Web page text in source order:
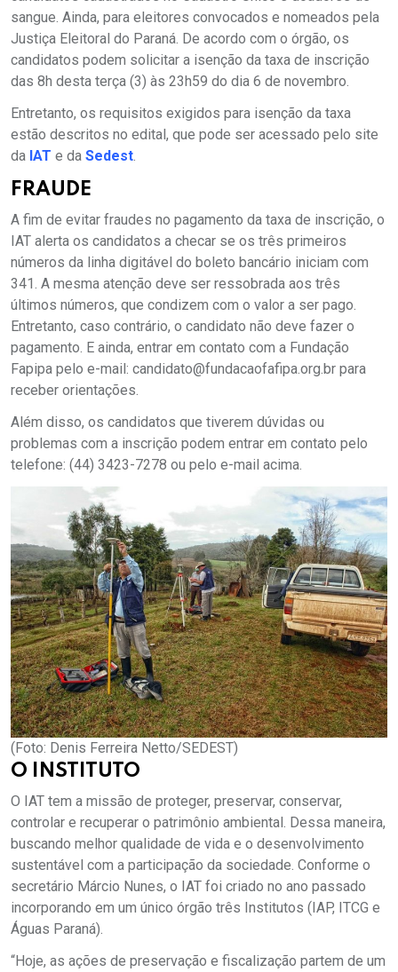
sangue. Ainda, para eleitores convocados e nomeados pela
Justiça Eleitoral do Paraná. De acordo com o órgão, os
candidatos podem solicitar a isenção da taxa de inscrição
das 8h desta terça (3) às 23h59 do dia 6 de novembro.
Entretanto, os requisitos exigidos para isenção da taxa
estão descritos no edital, que pode ser acessado pelo site
da IAT e da Sedest.
FRAUDE
A fim de evitar fraudes no pagamento da taxa de inscrição, o
IAT alerta os candidatos a checar se os três primeiros
números da linha digitável do boleto bancário iniciam com
341. A mesma atenção deve ser ressobrada aos três
últimos números, que condizem com o valor a ser pago.
Entretanto, caso contrário, o candidato não deve fazer o
pagamento. E ainda, entrar em contato com a Fundação
Fapipa pelo e-mail: candidato@fundacaofafipa.org.br para
receber orientações.
Além disso, os candidatos que tiverem dúvidas ou
problemas com a inscrição podem entrar em contato pelo
telefone: (44) 3423-7278 ou pelo e-mail acima.
(Foto: Denis Ferreira Netto/SEDEST)
O INSTITUTO
O IAT tem a missão de proteger, preservar, conservar,
controlar e recuperar o patrimônio ambiental. Dessa maneira,
buscando melhor qualidade de vida e o desenvolvimento
sustentável com a participação da sociedade. Conforme o
secretário Márcio Nunes, o IAT foi criado no ano passado
incorporando em um único órgão três Institutos (IAP, ITCG e
Águas Paraná).
“Hoje, as ações de preservação e fiscalização partem de um